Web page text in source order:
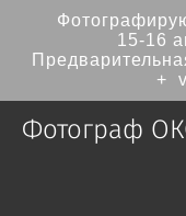
15-16
+
Фотограф